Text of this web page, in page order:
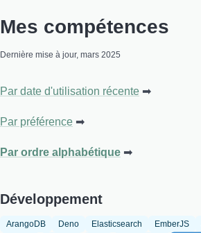
Mes compétences
Dernière mise à jour, mars 2025
Par date d'utilisation récente
Par préférence
Par ordre alphabétique
Développement
ArangoDB Deno Elasticsearch EmberJS